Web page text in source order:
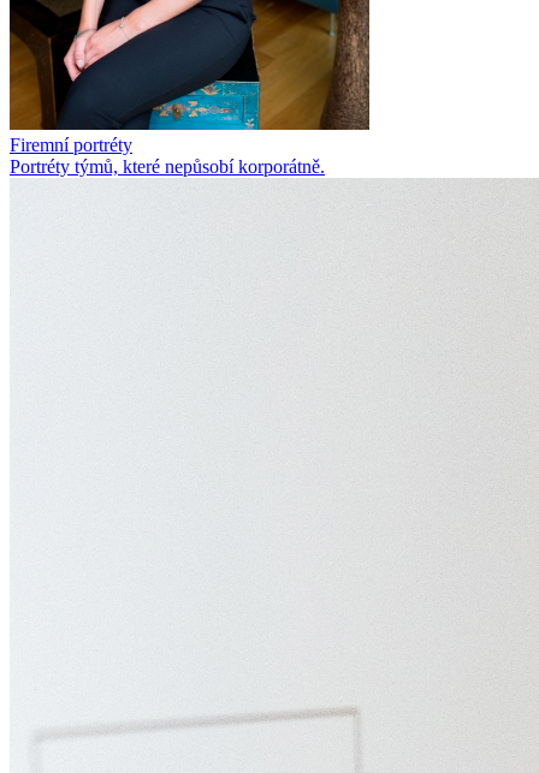
Firemní portréty
Portréty týmů, které nepůsobí korporátně.